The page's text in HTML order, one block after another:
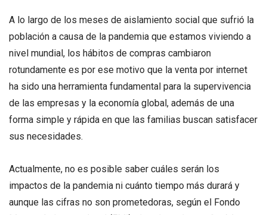
A lo largo de los meses de aislamiento social que sufrió la
población a causa de la pandemia que estamos viviendo a
nivel mundial, los hábitos de compras cambiaron
rotundamente es por ese motivo que la venta por internet
ha sido una herramienta fundamental para la supervivencia
de las empresas y la economía global, además de una
forma simple y rápida en que las familias buscan satisfacer
sus necesidades.
Actualmente, no es posible saber cuáles serán los
impactos de la pandemia ni cuánto tiempo más durará y
aunque las cifras no son prometedoras, según el Fondo